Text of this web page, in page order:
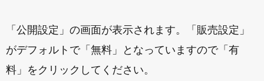
「公開設定」の画面が表示されます。「販売設定」
がデフォルトで「無料」となっていますので「有
料」をクリックしてください。